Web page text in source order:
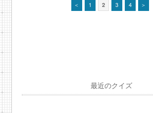
＜ 1 2 3 4 ＞
最近のクイズ